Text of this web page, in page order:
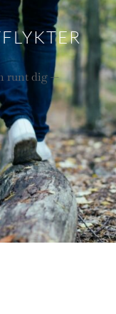
runt dig —